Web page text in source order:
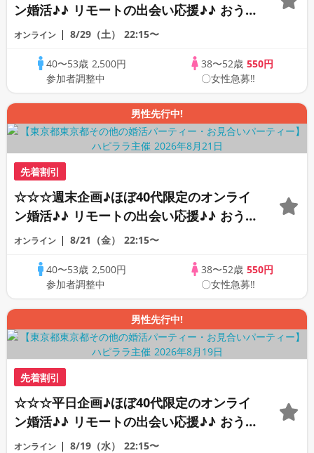
ン婚活♪♪ リモートの出会い応援♪♪ おう
ちで乾杯しませんか♪♪ ☆全国の方が対象
PARTY!!
オンライン 8/29（土） 22:15〜
40〜53歳 2,500円
参加者調整中
38〜52歳 550円
〇女性急募‼
男性先行中!
先着割引
☆☆☆週末企画♪ほぼ40代限定のオンライ
ン婚活♪♪ リモートの出会い応援♪♪ おう
ちで乾杯しませんか♪♪ ☆全国の方が対象
PARTY!!
オンライン 8/21（金） 22:15〜
40〜53歳 2,500円
参加者調整中
38〜52歳 550円
〇女性急募‼
男性先行中!
先着割引
☆☆☆平日企画♪ほぼ40代限定のオンライ
ン婚活♪♪ リモートの出会い応援♪♪ おう
ちで乾杯しませんか♪♪ ☆全国の方が対象
オンライン 8/19（水） 22:15〜